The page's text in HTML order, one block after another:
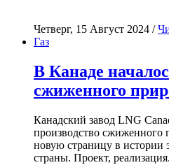
Четверг, 15 Август 2024 /
Газ
В Канаде
сжиженного
Канадский завод LNG
производство сжиженного
новую страницу в истории
страны. Проект,